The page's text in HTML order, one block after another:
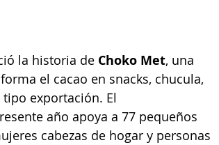
la historia de Choko Met, una
el cacao en snacks, chucula,
exportación. El
año apoya a 77 pequeños
cabezas de hogar y personas